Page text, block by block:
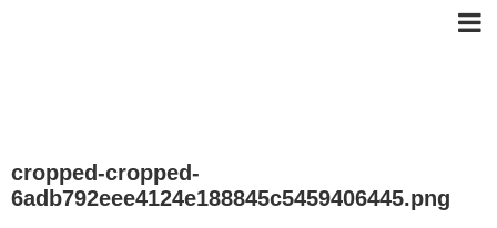
cropped-cropped-
6adb792eee4124e188845c5459406445.png